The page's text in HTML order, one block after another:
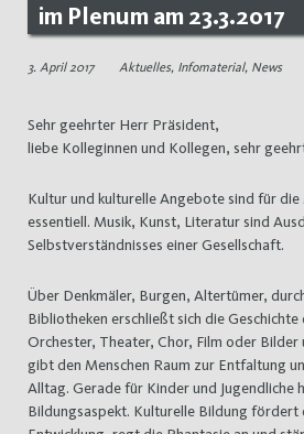
im Plenum am 23.3.2017
3. April 2017 Aktuelles, Infomaterial, News
Sehr geehrter Herr Präsident,
liebe Kolleginnen und Kollegen, sehr
Kultur und kulturelle Angebote sind für die
essentiell. Musik, Kunst, Literatur sind
Selbstverständnisses einer Gesellschaft.
Über Denkmäler, Burgen, Altertümer,
Bibliotheken erschließt sich die Geschichte
Orchester, Theater, Chor, Film oder Bilder
gibt den Menschen Raum zur Entfaltung
Alltag. Gerade für Kinder und Jugendliche
Bildungsaspekt. Kulturelle Bildung fördert